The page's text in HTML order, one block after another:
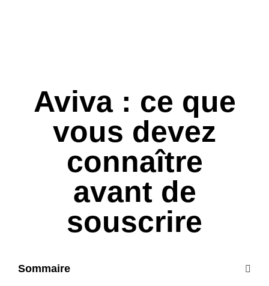
Aviva : ce que
vous devez
connaître
avant de
souscrire
Sommaire